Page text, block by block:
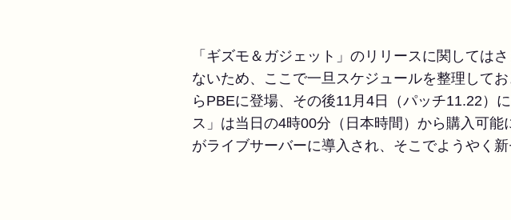
「ギズモ＆ガジェット」のリリースに関しては
ないため、ここで一旦スケジュールを整理して
らPBEに登場、その後11月4日（パッチ11.22）
ス」は当日の4時00分（日本時間）から購入可能
がライブサーバーに導入され、そこでようやく